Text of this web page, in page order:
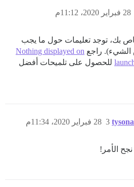
28 فبراير 2020، 11:12م
بك، توجد تعليمات حول ما يجب
الشيء). راجع Nothing displayed on
للحصول على تلميحات أفضل
28 فبراير 2020، 11:34م 3
نجح الأمر!